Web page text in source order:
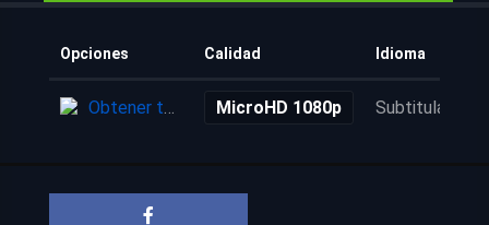
Opciones Calidad Idioma
Obtener torrent MicroHD 1080p Subtitulada